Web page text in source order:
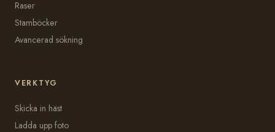
Raser
Stamböcker
Avancerad sökning
VERKTYG
Skicka in häst
Ladda upp foto